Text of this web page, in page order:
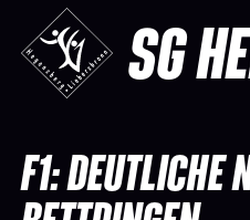
SG
F1: DEUTLICHE